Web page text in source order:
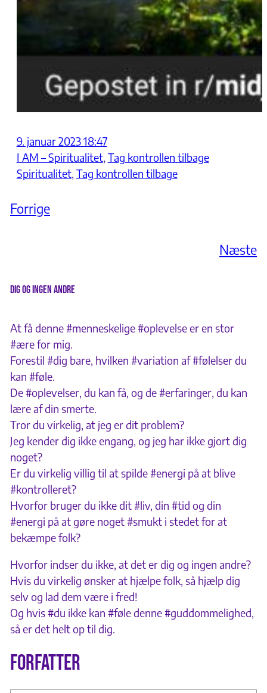
9. januar 2023 18:47
I AM – Spiritualitet, Tag kontrollen tilbage
Spiritualitet, Tag kontrollen tilbage
Forrige
Næste
Dig og ingen andre
At få denne #menneskelige #oplevelse er en stor
#ære for mig.
Forestil #dig bare, hvilken #variation af #følelser du
kan #føle.
De #oplevelser, du kan få, og de #erfaringer, du kan
lære af din smerte.
Tror du virkelig, at jeg er dit problem?
Jeg kender dig ikke engang, og jeg har ikke gjort dig
noget?
Er du virkelig villig til at spilde #energi på at blive
#kontrolleret?
Hvorfor bruger du ikke dit #liv, din #tid og din
#energi på at gøre noget #smukt i stedet for at
bekæmpe folk?
Hvorfor indser du ikke, at det er dig og ingen andre?
Hvis du virkelig ønsker at hjælpe folk, så hjælp dig
selv og lad dem være i fred!
Og hvis #du ikke kan #føle denne #guddommelighed,
så er det helt op til dig.
Forfatter